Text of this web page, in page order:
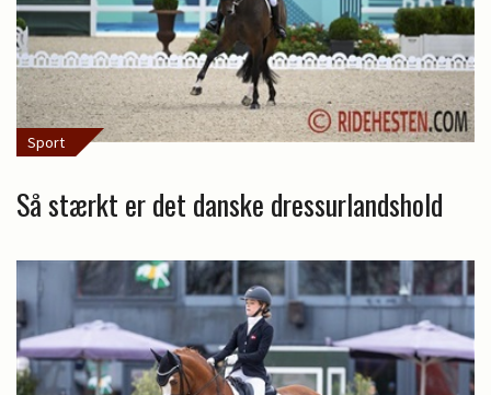
Sport
Så stærkt er det danske dressurlandshold